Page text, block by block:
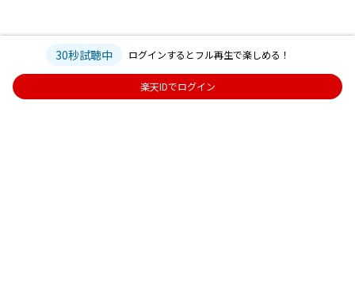
30秒試聴中 ログインするとフル再生で楽しめる！
楽天IDでログイン